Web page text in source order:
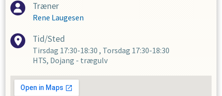
Træner
Rene Laugesen
Tid/Sted
Tirsdag 17:30-18:30 , Torsdag 17:30-18:30
HTS, Dojang - trægulv